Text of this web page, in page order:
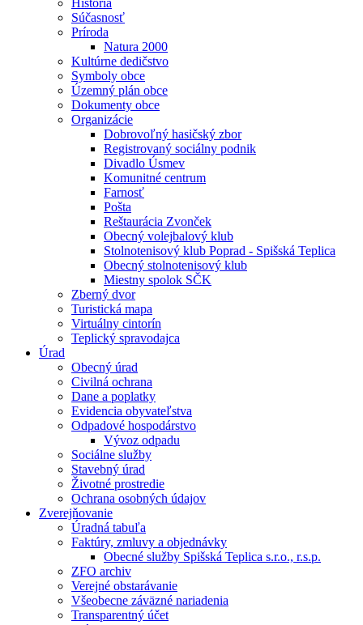
História
Súčasnosť
Príroda
Natura 2000
Kultúrne dedičstvo
Symboly obce
Územný plán obce
Dokumenty obce
Organizácie
Dobrovoľný hasičský zbor
Registrovaný sociálny podnik
Divadlo Úsmev
Komunitné centrum
Farnosť
Pošta
Reštaurácia Zvonček
Obecný volejbalový klub
Stolnotenisový klub Poprad - Spišská Teplica
Obecný stolnotenisový klub
Miestny spolok SČK
Zberný dvor
Turistická mapa
Virtuálny cintorín
Teplický spravodajca
Úrad
Obecný úrad
Civilná ochrana
Dane a poplatky
Evidencia obyvateľstva
Odpadové hospodárstvo
Vývoz odpadu
Sociálne služby
Stavebný úrad
Životné prostredie
Ochrana osobných údajov
Zverejňovanie
Úradná tabuľa
Faktúry, zmluvy a objednávky
Obecné služby Spišská Teplica s.r.o., r.s.p.
ZFO archiv
Verejné obstarávanie
Všeobecne záväzné nariadenia
Transparentný účet